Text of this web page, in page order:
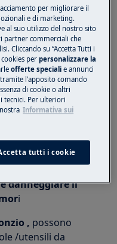
con piano
durante il
induzione:
elevate, (
danneggiare il
i
, possono
/utensili da
per migliorare il
e di marketing.
al suo utilizzo del nostro sito
partner commerciali che
Cliccando su “Accetta Tutti i
cookies perpersonalizzare la
offerte speciali e annunci
l’apposito comando
di cookie o altri
tecnici. Per ulteriori
Informativa sui
tutti i cookie